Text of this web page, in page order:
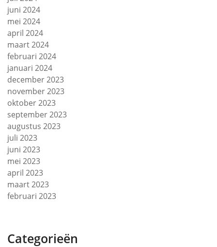
juni 2024
mei 2024
april 2024
maart 2024
februari 2024
januari 2024
december 2023
november 2023
oktober 2023
september 2023
augustus 2023
juli 2023
juni 2023
mei 2023
april 2023
maart 2023
februari 2023
Categorieën